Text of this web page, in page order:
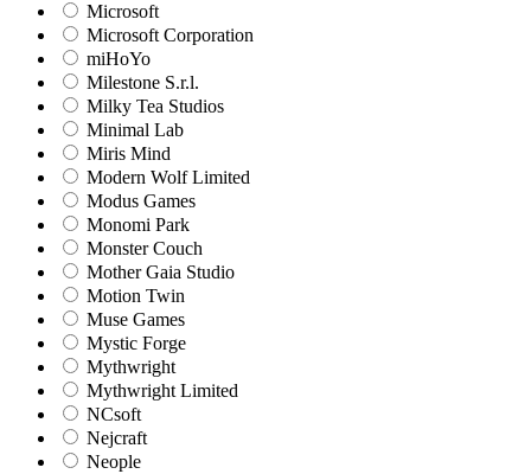
Microsoft
Microsoft Corporation‬
miHoYo
Milestone S.r.l.
Milky Tea Studios
Minimal Lab
Miris Mind
Modern Wolf Limited
Modus Games
Monomi Park
Monster Couch
Mother Gaia Studio
Motion Twin
Muse Games
Mystic Forge
Mythwright
Mythwright Limited
NCsoft
Nejcraft
Neople